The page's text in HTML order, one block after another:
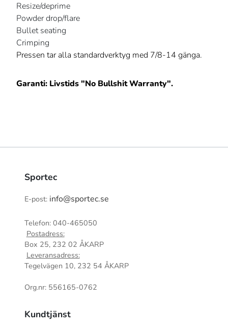
Resize/deprime
Powder drop/flare
Bullet seating
Crimping
Pressen tar alla standardverktyg med 7/8-14 gänga.
Garanti: Livstids "No Bullshit Warranty".
Sportec
E-post: info@sportec.se
Telefon: 040-465050
Postadress:
Box 25, 232 02 ÅKARP
Leveransadress:
Tegelvägen 10, 232 54 ÅKARP
Org.nr: 556165-0762
Kundtjänst